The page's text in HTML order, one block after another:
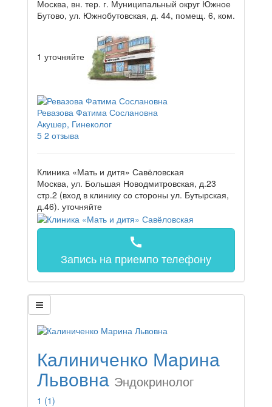
Москва, вн. тер. г. Муниципальный округ Южное
Бутово, ул. Южнобутовская, д. 44, помещ. 6, ком.
1 уточняйте
Ревазова Фатима Сослановна
Акушер, Гинеколог
5 2 отзыва
Клиника «Мать и дитя» Савёловская
Москва, ул. Большая Новодмитровская, д.23
стр.2 (вход в клинику со стороны ул. Бутырская,
д.46). уточняйте
call
Запись на приемпо телефону
Калиниченко Марина
Львовна Эндокринолог
1 (1)